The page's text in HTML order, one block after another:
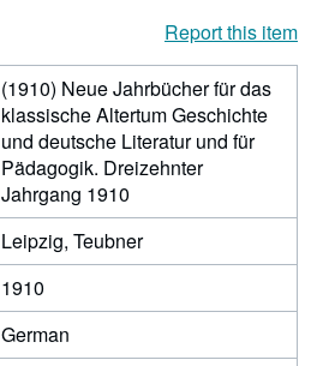
Report this item
(1910) Neue Jahrbücher für das
klassische Altertum Geschichte
und deutsche Literatur und für
Pädagogik. Dreizehnter
Jahrgang 1910
Leipzig, Teubner
1910
German